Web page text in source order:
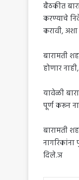
बैठकीत
करण्याचे
करावी, अशा
बारामती
होणार
यावेळी
पूर्ण करून
बारामती
दिले.ञ